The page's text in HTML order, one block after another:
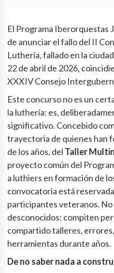
El Programa Iberorquestas
de anunciar el fallo del II
Luthería, fallado en la
22 de abril de 2026,
XXXIV Consejo
Este concurso no es un
la luthería: es,
significativo. Concebido
trayectoria de quienes han
de los años, del Taller
proyecto común del
a luthiers en formación de
convocatoria está
participantes veteranos.
desconocidos: compiten
compartido talleres,
herramientas durante años.
De no saber nada a